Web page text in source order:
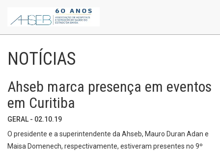
NOTÍCIAS
Ahseb marca presença em eventos
em Curitiba
GERAL - 02.10.19
O presidente e a superintendente da Ahseb, Mauro Duran Adan e
Maisa Domenech, respectivamente, estiveram presentes no 9º